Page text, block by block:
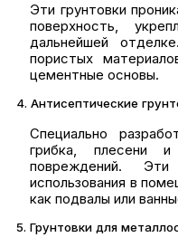
Эти грунтовки
поверхность,
дальнейшей
пористых
цементные основы.
4. Антисептические
Специально
грибка, плесени и
повреждений.
использования в
как подвалы или
5. Грунтовки для